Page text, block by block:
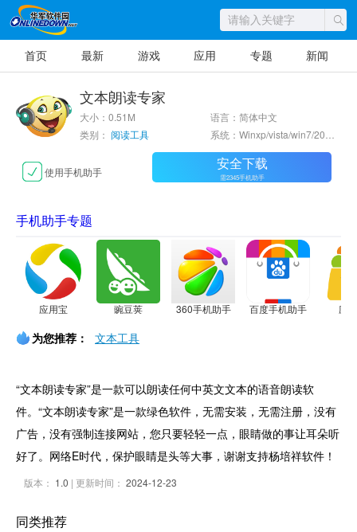
首页 最新 游戏 应用 专题 新闻
文本朗读专家
大小：0.51M
语言：简体中文
类别： 阅读工具
使用手机助手 安全下载
需2345手机助手
手机助手专题
应用宝 豌豆荚 360手机助手 百度手机助手 应
为您推荐： 文本工具
“文本朗读专家”是一款可以朗读任何中英文文本的语音朗读软
件。“文本朗读专家”是一款绿色软件，无需安装，无需注册，没有
广告，没有强制连接网站，您只要轻轻一点，眼睛做的事让耳朵听
好了。网络E时代，保护眼睛是头等大事，谢谢支持杨培祥软件！
版本： 1.0 | 更新时间： 2024-12-23
同类推荐